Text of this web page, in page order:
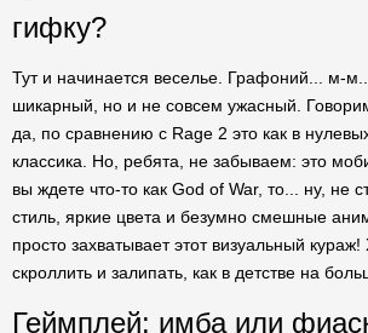
гифку?
Тут и начинается веселье. Графоний... м-
шикарный, но и не совсем ужасный.
да, по сравнению с Rage 2 это как в
классика. Но, ребята, не забываем: это
вы ждете что-то как God of War, то... ну, не
стиль, яркие цвета и безумно смешные
просто захватывает этот визуальный
скроллить и залипать, как в детстве на
Геймплей: имба или